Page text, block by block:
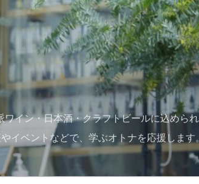
イン・日本酒・クラフトビールに込めら
イベントなどで、学ぶオトナを応援します